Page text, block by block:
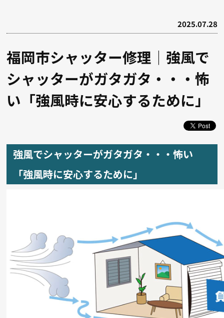
2025.07.28
福岡市シャッター修理｜強風で
シャッターがガタガタ・・・怖
い「強風時に安心するために」
強風でシャッターがガタガタ・・・怖い
「強風時に安心するために」